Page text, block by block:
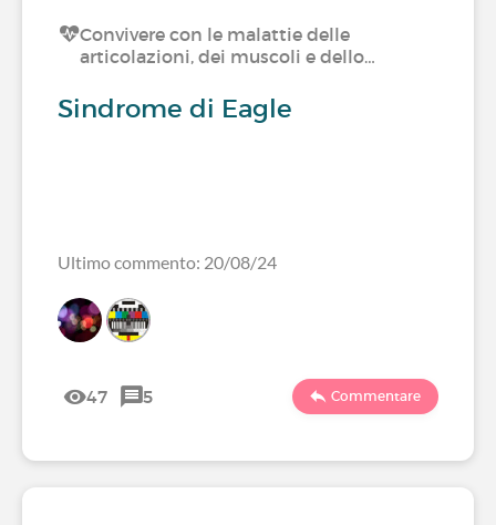
Convivere con le malattie delle
articolazioni, dei muscoli e dello…
Sindrome di Eagle
Ultimo commento: 20/08/24
47 5 Commentare